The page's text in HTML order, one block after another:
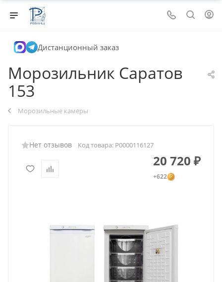
Дистанционный заказ
Морозильник Саратов
153
Морозильные камеры
Нет отзывов Код товара: Р0000116127
20 720 ₽
+622